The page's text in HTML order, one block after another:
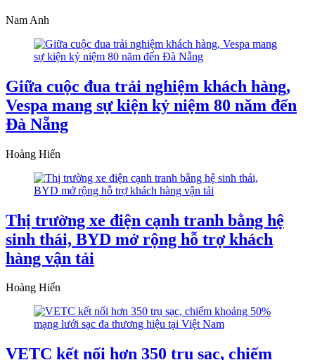
Nam Anh
Giữa cuộc đua trải nghiệm khách hàng,
Vespa mang sự kiện kỷ niệm 80 năm đến
Đà Nẵng
Hoàng Hiển
Thị trường xe điện cạnh tranh bằng hệ
sinh thái, BYD mở rộng hỗ trợ khách
hàng vận tải
Hoàng Hiển
VETC kết nối hơn 350 trụ sạc, chiếm